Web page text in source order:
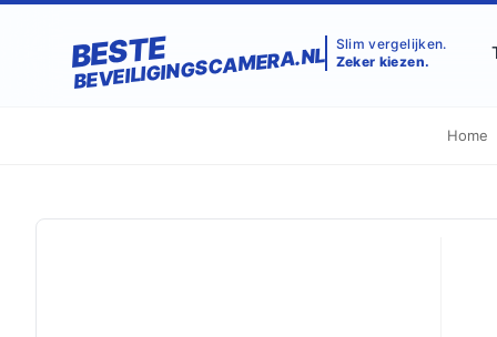
BESTE
BEVEILIGINGSCAMERA.NL Slim vergelijken.
Zeker kiezen.
Home